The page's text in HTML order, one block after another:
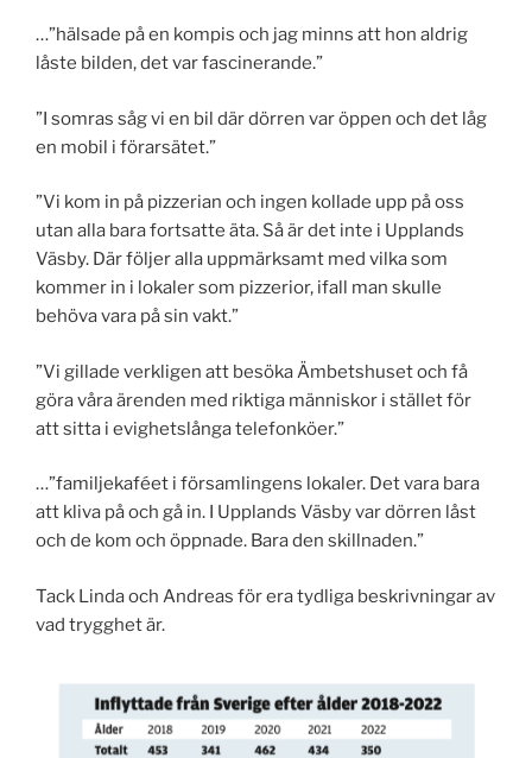
…”hälsade på en kompis och jag minns att hon aldrig
låste bilden, det var fascinerande.”
”I somras såg vi en bil där dörren var öppen och det låg
en mobil i förarsätet.”
”Vi kom in på pizzerian och ingen kollade upp på oss
utan alla bara fortsatte äta. Så är det inte i Upplands
Väsby. Där följer alla uppmärksamt med vilka som
kommer in i lokaler som pizzerior, ifall man skulle
behöva vara på sin vakt.”
”Vi gillade verkligen att besöka Ämbetshuset och få
göra våra ärenden med riktiga människor i stället för
att sitta i evighetslånga telefonköer.”
…”familjekaféet i församlingens lokaler. Det vara bara
att kliva på och gå in. I Upplands Väsby var dörren låst
och de kom och öppnade. Bara den skillnaden.”
Tack Linda och Andreas för era tydliga beskrivningar av
vad trygghet är.